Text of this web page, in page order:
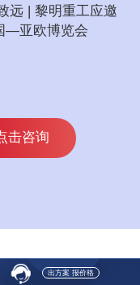
远 | 黎明重工应邀
—亚欧博览会
击咨询
出方案 报价格